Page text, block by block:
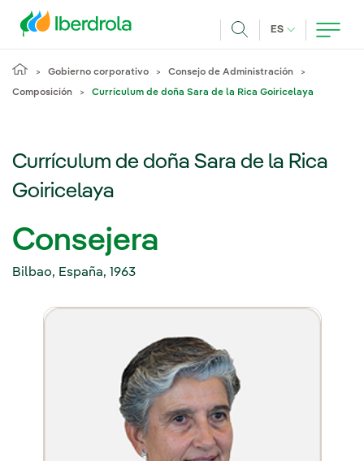
ES IDIOMA
Gobierno corporativo Consejo de Administración
Composición Currículum de doña Sara de la Rica Goiricelaya
Currículum de doña Sara de la Rica
Goiricelaya
Consejera
Bilbao, España, 1963